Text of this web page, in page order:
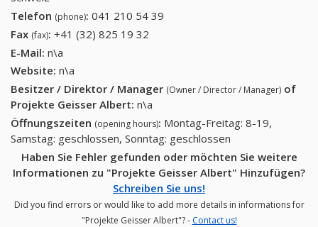
Telefon (phone): 041 210 54 39
Fax (fax): +41 (32) 825 19 32
E-Mail: n\a
Website: n\a
Besitzer / Direktor / Manager (Owner / Director / Manager) of
Projekte Geisser Albert: n\a
Öffnungszeiten (opening hours): Montag-Freitag: 8-19,
Samstag: geschlossen, Sonntag: geschlossen
Haben Sie Fehler gefunden oder möchten Sie weitere
Informationen zu "Projekte Geisser Albert" Hinzufügen?
Schreiben Sie uns!
Did you find errors or would like to add more details in informations for
"Projekte Geisser Albert"? - Contact us!